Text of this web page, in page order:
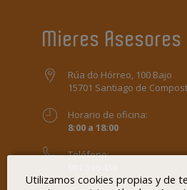
Mieres Asesores
Rúa do Hórreo, 100 Bajo
15701 Santiago de
Horario de oficina:
8:00 a 18:00
Teléfono:
Utilizamos cookies propias y de